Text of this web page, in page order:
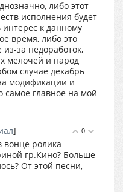
либо этот
исполнения будет
интерес к данному
время, либо это
за недоработок,
мелочей и народ
случае декабрь
модификации и
самое главное на мой
0
]
вонце ролика
гр.Кино? Больше
От этой песни,